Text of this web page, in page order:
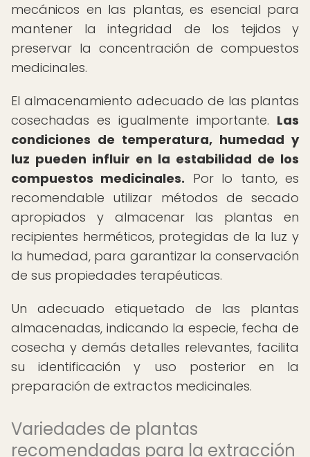
mecánicos en las plantas, es esencial para
mantener la integridad de los tejidos y
preservar la concentración de compuestos
medicinales.
El almacenamiento adecuado de las plantas
cosechadas es igualmente importante. Las
condiciones de temperatura, humedad y
luz pueden influir en la estabilidad de los
compuestos medicinales. Por lo tanto, es
recomendable utilizar métodos de secado
apropiados y almacenar las plantas en
recipientes herméticos, protegidas de la luz y
la humedad, para garantizar la conservación
de sus propiedades terapéuticas.
Un adecuado etiquetado de las plantas
almacenadas, indicando la especie, fecha de
cosecha y demás detalles relevantes, facilita
su identificación y uso posterior en la
preparación de extractos medicinales.
Variedades de plantas
recomendadas para la extracción